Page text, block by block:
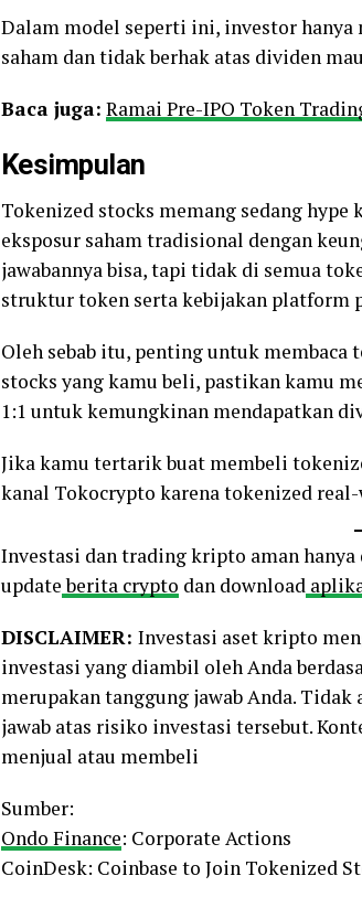
Dalam model seperti ini, investor hanya
saham dan tidak berhak atas dividen
Baca juga: Ramai Pre-IPO Token
Kesimpulan
Tokenized stocks memang sedang
eksposur saham tradisional dengan
jawabannya bisa, tapi tidak di semua
struktur token serta kebijakan platform
Oleh sebab itu, penting untuk
stocks yang kamu beli, pastikan kamu
1:1 untuk kemungkinan mendapatkan
Jika kamu tertarik buat membeli
kanal Tokocrypto karena tokenized
Investasi dan trading kripto aman
updateberita crypto dan download
DISCLAIMER: Investasi aset kripto
investasi yang diambil oleh Anda
merupakan tanggung jawab Anda.
jawab atas risiko investasi tersebut.
menjual atau membeli
Sumber:
Ondo Finance: Corporate Actions
CoinDesk: Coinbase to Join Tokenized